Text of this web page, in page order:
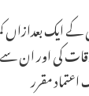
ایک
کی اور ان سے